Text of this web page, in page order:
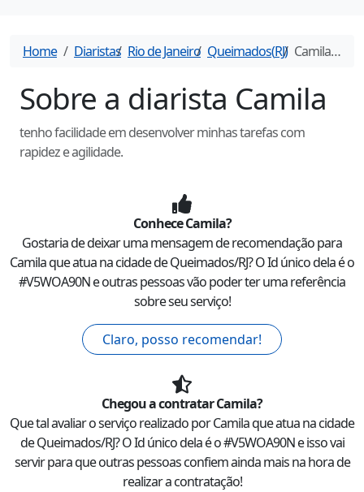
Home Diaristas Rio de Janeiro Queimados(RJ) Camila-
Sobre a diarista Camila
tenho facilidade em desenvolver minhas tarefas com
rapidez e agilidade.
ConheceCamila?
Gostaria de deixar uma mensagem de recomendação para
Camilaque atua na cidade deQueimados/RJ? O Id único dela é o
#V5WOA90Ne outras pessoas vão poder ter uma referência
sobre seu serviço!
Claro, posso recomendar!
Chegou a contratarCamila?
Que tal avaliar o serviço realizado porCamilaque atua na cidade
deQueimados/RJ? O Id único dela é o #V5WOA90Ne isso vai
servir para que outras pessoas confiem ainda mais na hora de
realizar a contratação!